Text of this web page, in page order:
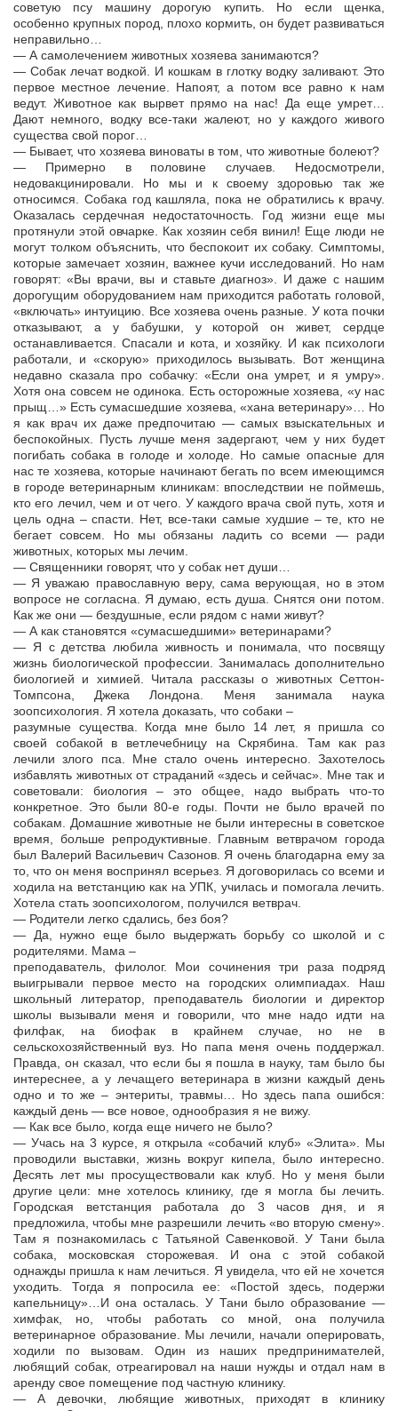
советую псу машину дорогую купить. Но если щенка,
особенно крупных пород, плохо кормить, он будет развиваться
неправильно…
— А самолечением животных хозяева занимаются?
— Собак лечат водкой. И кошкам в глотку водку заливают. Это
первое местное лечение. Напоят, а потом все равно к нам
ведут. Животное как вырвет прямо на нас! Да еще умрет…
Дают немного, водку все-таки жалеют, но у каждого живого
существа свой порог…
— Бывает, что хозяева виноваты в том, что животные болеют?
— Примерно в половине случаев. Недосмотрели,
недовакцинировали. Но мы и к своему здоровью так же
относимся. Собака год кашляла, пока не обратились к врачу.
Оказалась сердечная недостаточность. Год жизни еще мы
протянули этой овчарке. Как хозяин себя винил! Еще люди не
могут толком объяснить, что беспокоит их собаку. Симптомы,
которые замечает хозяин, важнее кучи исследований. Но нам
говорят: «Вы врачи, вы и ставьте диагноз». И даже с нашим
дорогущим оборудованием нам приходится работать головой,
«включать» интуицию. Все хозяева очень разные. У кота почки
отказывают, а у бабушки, у которой он живет, сердце
останавливается. Спасали и кота, и хозяйку. И как психологи
работали, и «скорую» приходилось вызывать. Вот женщина
недавно сказала про собачку: «Если она умрет, и я умру».
Хотя она совсем не одинока. Есть осторожные хозяева, «у нас
прыщ…» Есть сумасшедшие хозяева, «хана ветеринару»… Но
я как врач их даже предпочитаю — самых взыскательных и
беспокойных. Пусть лучше меня задергают, чем у них будет
погибать собака в голоде и холоде. Но самые опасные для
нас те хозяева, которые начинают бегать по всем имеющимся
в городе ветеринарным клиникам: впоследствии не поймешь,
кто его лечил, чем и от чего. У каждого врача свой путь, хотя и
цель одна – спасти. Нет, все-таки самые худшие – те, кто не
бегает совсем. Но мы обязаны ладить со всеми — ради
животных, которых мы лечим.
— Священники говорят, что у собак нет души…
— Я уважаю православную веру, сама верующая, но в этом
вопросе не согласна. Я думаю, есть душа. Снятся они потом.
Как же они — бездушные, если рядом с нами живут?
— А как становятся «сумасшедшими» ветеринарами?
— Я с детства любила живность и понимала, что посвящу
жизнь биологической профессии. Занималась дополнительно
биологией и химией. Читала рассказы о животных Сеттон-
Томпсона, Джека Лондона. Меня занимала наука
зоопсихология. Я хотела доказать, что собаки –
разумные существа. Когда мне было 14 лет, я пришла со
своей собакой в ветлечебницу на Скрябина. Там как раз
лечили злого пса. Мне стало очень интересно. Захотелось
избавлять животных от страданий «здесь и сейчас». Мне так и
советовали: биология – это общее, надо выбрать что-то
конкретное. Это были 80-е годы. Почти не было врачей по
собакам. Домашние животные не были интересны в советское
время, больше репродуктивные. Главным ветврачом города
был Валерий Васильевич Сазонов. Я очень благодарна ему за
то, что он меня воспринял всерьез. Я договорилась со всеми и
ходила на ветстанцию как на УПК, училась и помогала лечить.
Хотела стать зоопсихологом, получился ветврач.
— Родители легко сдались, без боя?
— Да, нужно еще было выдержать борьбу со школой и с
родителями. Мама –
преподаватель, филолог. Мои сочинения три раза подряд
выигрывали первое место на городских олимпиадах. Наш
школьный литератор, преподаватель биологии и директор
школы вызывали меня и говорили, что мне надо идти на
филфак, на биофак в крайнем случае, но не в
сельскохозяйственный вуз. Но папа меня очень поддержал.
Правда, он сказал, что если бы я пошла в науку, там было бы
интереснее, а у лечащего ветеринара в жизни каждый день
одно и то же – энтериты, травмы… Но здесь папа ошибся:
каждый день — все новое, однообразия я не вижу.
— Как все было, когда еще ничего не было?
— Учась на 3 курсе, я открыла «собачий клуб» «Элита». Мы
проводили выставки, жизнь вокруг кипела, было интересно.
Десять лет мы просуществовали как клуб. Но у меня были
другие цели: мне хотелось клинику, где я могла бы лечить.
Городская ветстанция работала до 3 часов дня, и я
предложила, чтобы мне разрешили лечить «во вторую смену».
Там я познакомилась с Татьяной Савенковой. У Тани была
собака, московская сторожевая. И она с этой собакой
однажды пришла к нам лечиться. Я увидела, что ей не хочется
уходить. Тогда я попросила ее: «Постой здесь, подержи
капельницу»…И она осталась. У Тани было образование —
химфак, но, чтобы работать со мной, она получила
ветеринарное образование. Мы лечили, начали оперировать,
ходили по вызовам. Один из наших предпринимателей,
любящий собак, отреагировал на наши нужды и отдал нам в
аренду свое помещение под частную клинику.
— А девочки, любящие животных, приходят в клинику